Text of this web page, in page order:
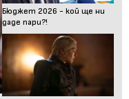
Бюджет 2026 - кой ще ни
даде пари?!